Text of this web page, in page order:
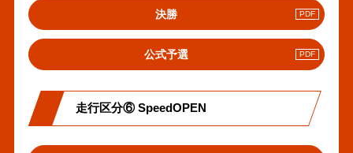
決勝PDF
へ
の
リ
ン
公式予選PDF
へ
ン
ク
走行区分⑥ SpeedOPEN